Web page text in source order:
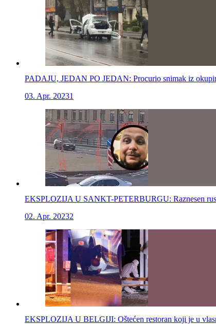
PADAJU, JEDAN PO JEDAN: Procurio snimak iz
03. Apr. 20231
EKSPLOZIJA U SANKT-PETERBURGU: Raznesen
02. Apr. 20232
EKSPLOZIJA U BELGIJI: Oštećen restoran koji je u